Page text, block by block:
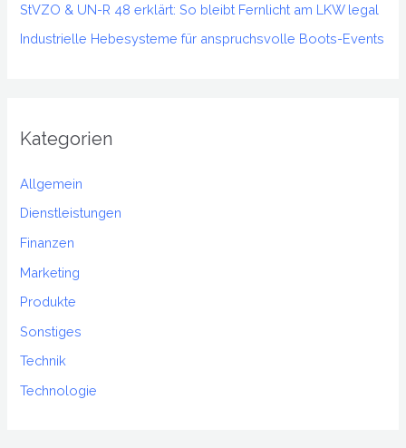
StVZO & UN-R 48 erklärt: So bleibt Fernlicht am LKW legal
Industrielle Hebesysteme für anspruchsvolle Boots-Events
Kategorien
Allgemein
Dienstleistungen
Finanzen
Marketing
Produkte
Sonstiges
Technik
Technologie